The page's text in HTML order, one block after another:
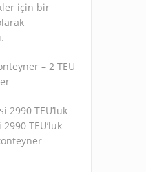
için bir
– 2 TEU
2990 TEU’luk
TEU’luk